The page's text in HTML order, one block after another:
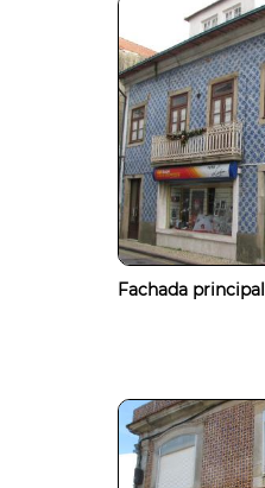
Fachada principal